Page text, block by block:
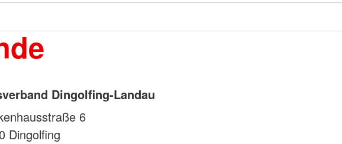
Dingolfing-Landau
6
Dingolfing